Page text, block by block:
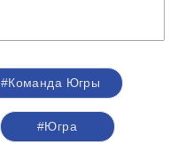
#Команда Югры
#Югра